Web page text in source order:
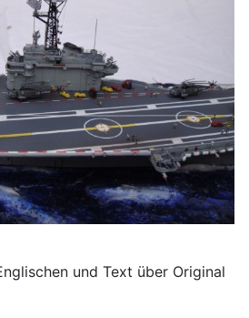
und Text über Original